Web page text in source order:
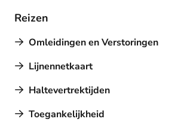
Reizen
Omleidingen en Verstoringen
Lijnennetkaart
Haltevertrektijden
Toegankelijkheid